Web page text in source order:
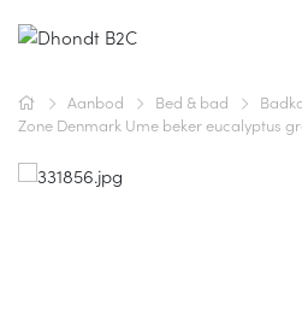
Aanbod Bed & bad
Zone Denmark Ume beker eucalyptus